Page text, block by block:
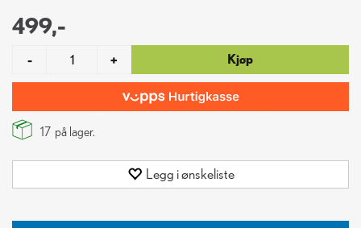
499,-
- + Kjøp
17 på lager.
Legg i ønskeliste